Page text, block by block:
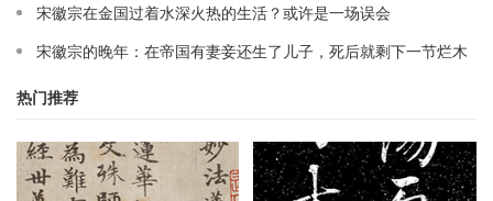
宋徽宗在金国过着水深火热的生活？或许是一场误会
宋徽宗的晚年：在帝国有妻妾还生了儿子，死后就剩下一节烂木
热门推荐